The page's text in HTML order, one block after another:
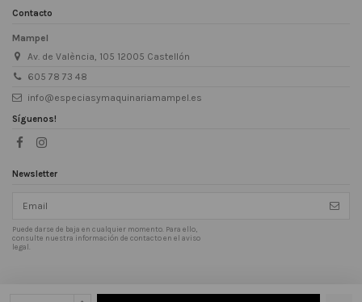
Contacto
Mampel
Av. de València, 105 12005 Castellón
605 78 73 48
info@especiasymaquinariamampel.es
Síguenos!
Newsletter
Puede darse de baja en cualquier momento. Para ello,
consulte nuestra información de contacto en el aviso
legal.